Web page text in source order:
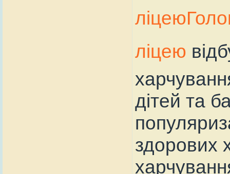
ліцею
ліцею
дітей та
здорових